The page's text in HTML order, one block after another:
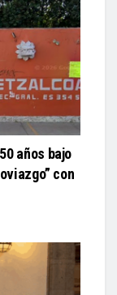
años bajo
con